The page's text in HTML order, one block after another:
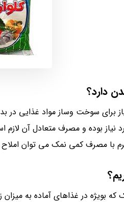
دارد؟
برای سوخت وساز مواد غذایی
نیاز بوده و مصرف متعادل آن
با مصرف کمی نمک می توان املاح
در غذاهای آماده به میزان